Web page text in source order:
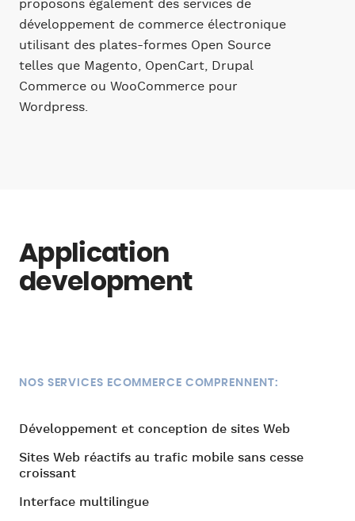
proposons également des services de
développement de commerce électronique
utilisant des plates-formes Open Source
telles que Magento, OpenCart, Drupal
Commerce ou WooCommerce pour
Wordpress.
Application
development
NOS SERVICES ECOMMERCE COMPRENNENT:
Développement et conception de sites Web
Sites Web réactifs au trafic mobile sans cesse
croissant
Interface multilingue